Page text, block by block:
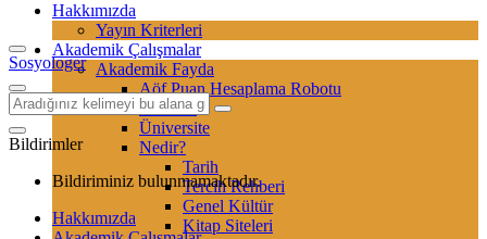
Hakkımızda
Yayın Kriterleri
Akademik Çalışmalar
Akademik Fayda
Aöf Puan Hesaplama Robotu
Sertifika
Üniversite
Nedir?
Tarih
Tercih Rehberi
Genel Kültür
Kitap Siteleri
Sosyologer
Bildirimler
Bildiriminiz bulunmamaktadır.
Hakkımızda